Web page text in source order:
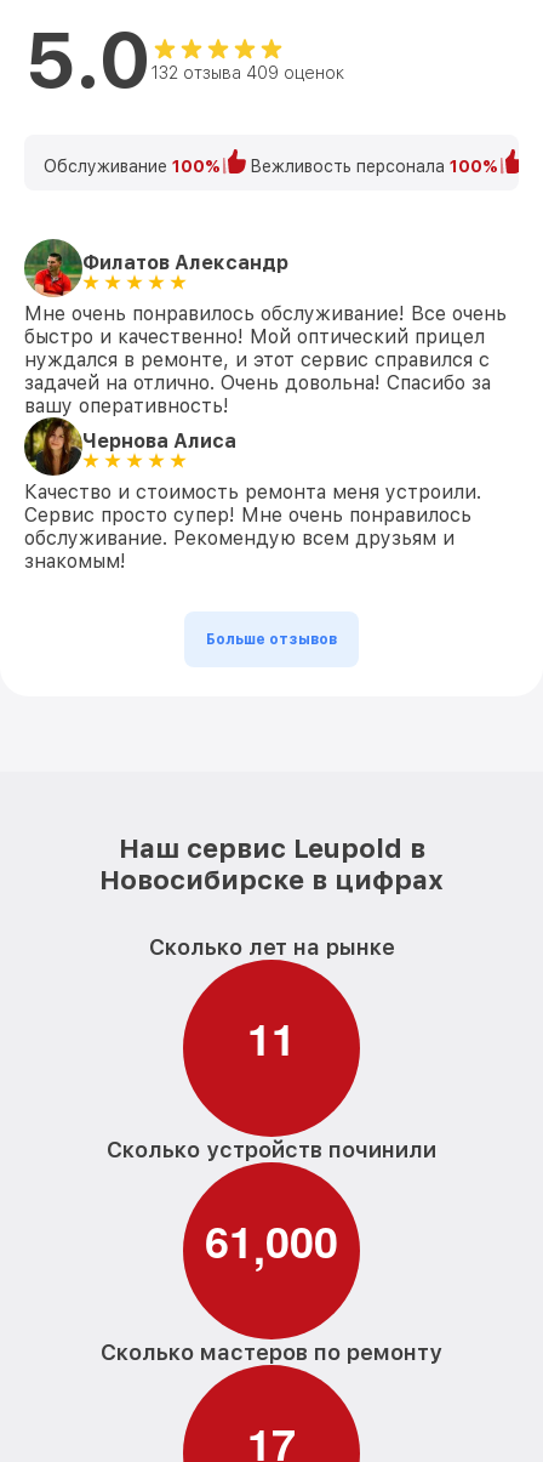
5.0 132 отзыва 409 оценок
Обслуживание 100% Вежливость персонала 100%
Филатов Александр
Мне очень понравилось обслуживание! Все очень
быстро и качественно! Мой оптический прицел
нуждался в ремонте, и этот сервис справился с
задачей на отлично. Очень довольна! Спасибо за
вашу оперативность!
Чернова Алиса
Качество и стоимость ремонта меня устроили.
Сервис просто супер! Мне очень понравилось
обслуживание. Рекомендую всем друзьям и
знакомым!
Больше отзывов
Наш сервис Leupold в
Новосибирске в цифрах
Сколько лет на рынке
11
Сколько устройств починили
61,000
Сколько мастеров по ремонту
17